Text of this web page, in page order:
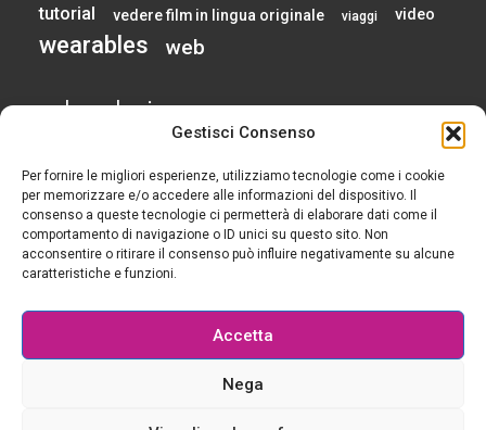
Gestisci Consenso
Per fornire le migliori esperienze, utilizziamo tecnologie come i cookie
per memorizzare e/o accedere alle informazioni del dispositivo. Il
consenso a queste tecnologie ci permetterà di elaborare dati come il
comportamento di navigazione o ID unici su questo sito. Non
acconsentire o ritirare il consenso può influire negativamente su alcune
caratteristiche e funzioni.
Accetta
Nega
tutorial vedere film in lingua originale viaggi video
wearables web
calendario
AGOSTO 2026
L M M G V S
1
2
10
11 12 13 14 15
16
20